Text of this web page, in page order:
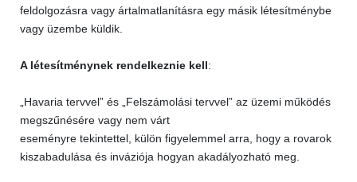
feldolgozásra vagy ártalmatlanításra egy másik létesítménybe
vagy üzembe küldik.
A létesítménynek rendelkeznie kell:
„Havaria tervvel” és „Felszámolási tervvel” az üzemi működés
megszűnésére vagy nem várt
eseményre tekintettel, külön figyelemmel arra, hogy a rovarok
kiszabadulása és inváziója hogyan akadályozható meg.